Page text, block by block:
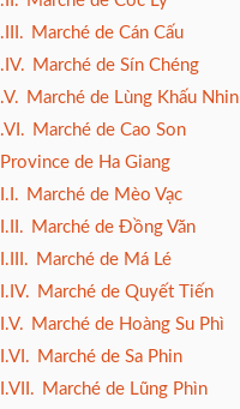
I.III. Marché de Cán Cấu
I.IV. Marché de Sín Chéng
I.V. Marché de Lùng Khấu Nhin
I.VI. Marché de Cao Son
Province de Ha Giang
II.I. Marché de Mèo Vạc
II.II. Marché de Đồng Văn
II.III. Marché de Má Lé
II.IV. Marché de Quyết Tiến
II.V. Marché de Hoàng Su Phì
II.VI. Marché de Sa Phin
II.VII. Marché de Lũng Phìn